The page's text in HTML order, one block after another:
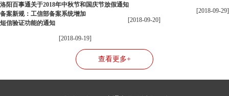
[2018-09-29]
洛阳百事通关于2018年中秋节和国庆节放假通知
[2018-09-20]
备案新规：工信部备案系统增加
短信验证功能的通知
[2018-09-19]
查看更多+